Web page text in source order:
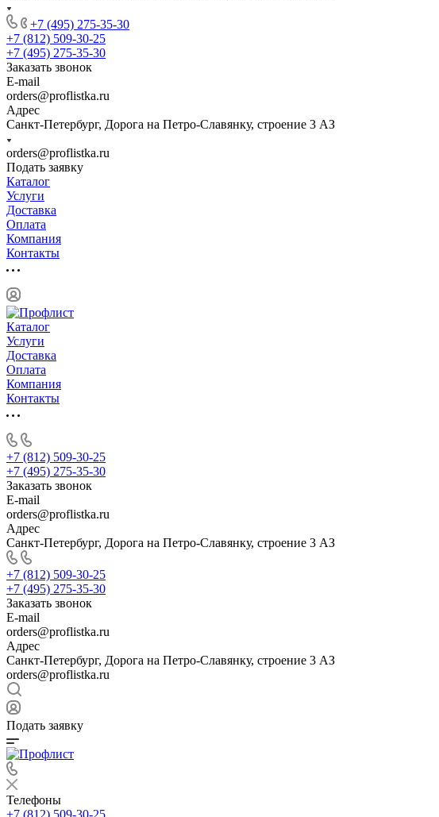
+7 (495) 275-35-30
+7 (812) 509-30-25
+7 (495) 275-35-30
Заказать звонок
E-mail
orders@proflistka.ru
Адрес
Санкт-Петербург, Дорога на Петро-Славянку, строение 3 АЗ
orders@proflistka.ru
Подать заявку
Каталог
Услуги
Доставка
Оплата
Компания
Контакты
Каталог
Услуги
Доставка
Оплата
Компания
Контакты
+7 (812) 509-30-25
+7 (495) 275-35-30
Заказать звонок
E-mail
orders@proflistka.ru
Адрес
Санкт-Петербург, Дорога на Петро-Славянку, строение 3 АЗ
+7 (812) 509-30-25
+7 (495) 275-35-30
Заказать звонок
E-mail
orders@proflistka.ru
Адрес
Санкт-Петербург, Дорога на Петро-Славянку, строение 3 АЗ
orders@proflistka.ru
Подать заявку
Телефоны
+7 (812) 509-30-25